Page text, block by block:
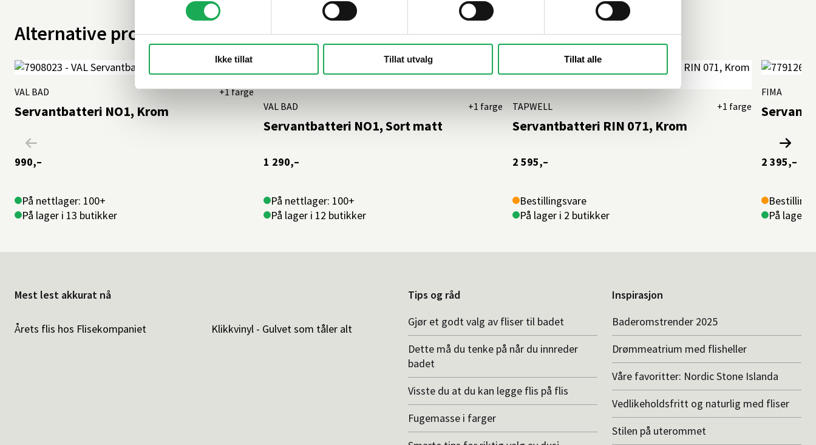
Ikke tillat Tillat utvalg Tillat alle
Alternative produkter
Servantbatteri NO1, Krom
VAL BAD +1 farge
990,–
På nettlager: 100+
På lager i 13 butikker
Servantbatteri NO1, Sort matt
VAL BAD +1 farge
1 290,–
På nettlager: 100+
På lager i 12 butikker
Servantbatteri RIN 071, Krom
TAPWELL +1 farge
2 595,–
Bestillingsvare
På lager i 2 butikker
FIMA
2 395,–
På lager i
Mest lest akkurat nå
Årets flis hos Flisekompaniet Klikkvinyl - Gulvet som tåler alt
Tips og råd
Gjør et godt valg av fliser til badet
Dette må du tenke på når du innreder
badet
Visste du at du kan legge flis på flis
Fugemasse i farger
Inspirasjon
Baderomstrender 2025
Drømmeatrium med flisheller
Våre favoritter: Nordic Stone Islanda
Vedlikeholdsfritt og naturlig med fliser
Stilen på uterommet